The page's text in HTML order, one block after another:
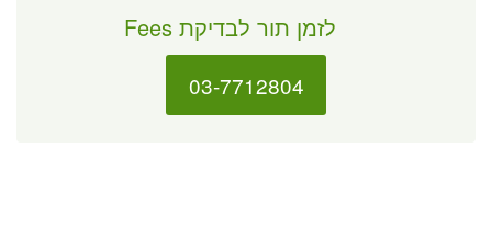
לזמן תור לבדיקת Fees
03-7712804